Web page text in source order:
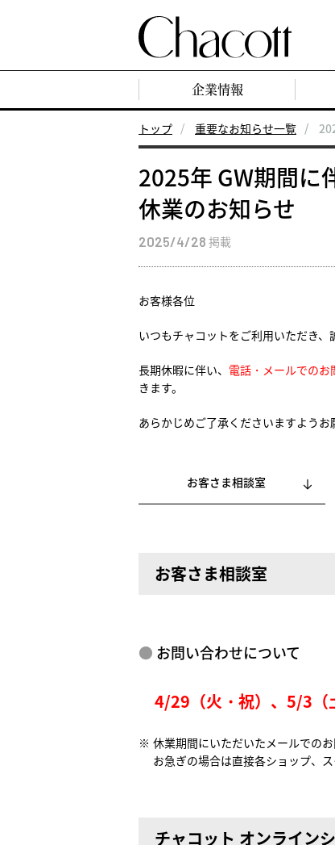
企業情報
トップ 重要なお知らせ一覧
2025年 GW期間に
休業のお知らせ
2025/4/28 掲載
お客様各位
いつもチャコットをご利用いただき、
長期休暇に伴い、 電話・メールでの
きます。
あらかじめご了承くださいますようお
お客さま相談室
お客さま相談室
お問い合わせについて
4/29（火・祝）、 5/3（
休業期間にいただいたメールでの
お急ぎの場合は直接各ショップ、
チャコット オンライン